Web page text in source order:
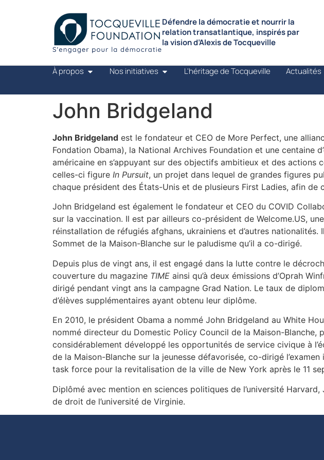
Défendre la démocratie et nourrir la
relation transatlantique, inspirés par
la vision d’Alexis de Tocqueville
À propos Nos initiatives L'héritage de Tocqueville
Actualités
John Bridgeland
John Bridgeland est le fondateur et CEO de More Perfect, une
Fondation Obama), la National Archives Foundation et une
américaine en s’appuyant sur des objectifs ambitieux et des actions
celles-ci figure In Pursuit, un projet dans lequel de grandes figures
chaque président des États-Unis et de plusieurs First Ladies, afin de
John Bridgeland est également le fondateur et CEO du COVID
sur la vaccination. Il est par ailleurs co-président de Welcome.US,
réinstallation de réfugiés afghans, ukrainiens et d’autres
Sommet de la Maison-Blanche sur le paludisme qu’il a co-dirigé.
Depuis plus de vingt ans, il est engagé dans la lutte contre le
couverture du magazine TIME ainsi qu’à deux émissions d’Oprah
dirigé pendant vingt ans la campagne Grad Nation. Le taux de
d’élèves supplémentaires ayant obtenu leur diplôme.
En 2010, le président Obama a nommé John Bridgeland au White
nommé directeur du Domestic Policy Council de la Maison-
considérablement développé les opportunités de service civique à
de la Maison-Blanche sur la jeunesse défavorisée, co-dirigé
task force pour la revitalisation de la ville de New York après le 11
Diplômé avec mention en sciences politiques de l’université
de droit de l’université de Virginie.